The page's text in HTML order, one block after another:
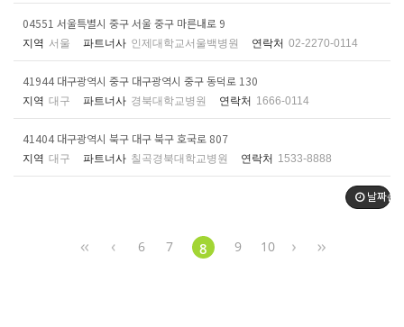
04551 서울특별시 중구 서울 중구 마른내로 9
지역 서울 파트너사 인제대학교서울백병원 연락처 02-2270-0114
41944 대구광역시 중구 대구광역시 중구 동덕로 130
지역 대구 파트너사 경북대학교병원 연락처 1666-0114
41404 대구광역시 북구 대구 북구 호국로 807
지역 대구 파트너사 칠곡경북대학교병원 연락처 1533-8888
날짜순
6 7 8 9 10